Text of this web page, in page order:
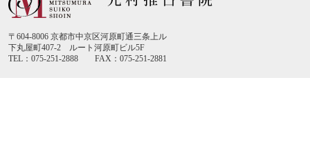
〒604-8006 京都市中京区河原町通三条上ル
下丸屋町407-2 ルート河原町ビル5F
TEL：075-251-2888 FAX：075-251-2881